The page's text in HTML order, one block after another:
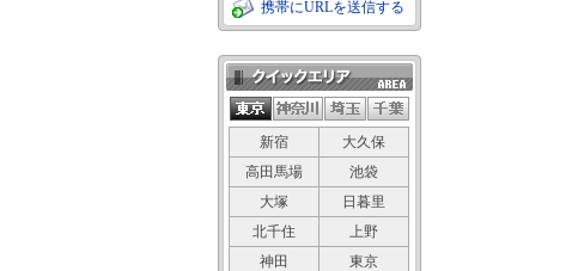
携帯にURLを送信する
クイックエリア
新宿
大久保
高田馬場
池袋
大塚
日暮里
北千住
上野
神田
東京